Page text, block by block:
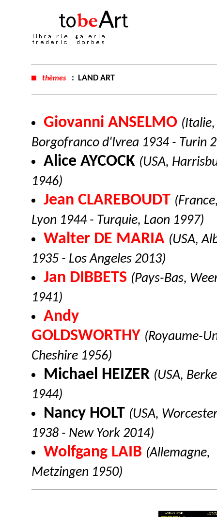
thèmes: LAND ART
Giovanni ANSELMO (Italie,
Borgofranco d'Ivrea 1934 - Turin
Alice AYCOCK (USA,
1946)
Jean CLAREBOUDT
Lyon 1944 - Turquie, Laon 1997)
Walter DE MARIA (USA,
1935 - Los Angeles 2013)
Jan DIBBETS (Pays-Bas,
1941)
Andy
GOLDSWORTHY (Royaume-
Cheshire 1956)
Michael HEIZER (USA,
1944)
Nancy HOLT (USA,
1938 - New York 2014)
Wolfgang LAIB (Allemagne,
Metzingen 1950)